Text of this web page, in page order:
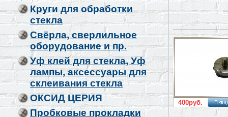
Круги для обработки
стекла
Свёрла, сверлильное
оборудование и пр.
Уф клей для стекла, Уф
лампы, аксессуары для
склеивания стекла
ОКСИД ЦЕРИЯ
Пробковые прокладки
400руб.